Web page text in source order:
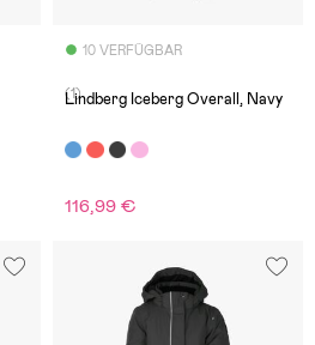
10 VERFÜGBAR
(1)
Lindberg Iceberg Overall, Navy
116,99 €